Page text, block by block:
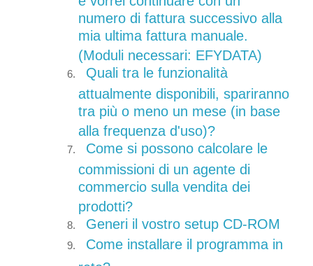
numero di fattura successivo alla
mia ultima fattura manuale.
(Moduli necessari: EFYDATA)
Quali tra le funzionalità
attualmente disponibili, spariranno
tra più o meno un mese (in base
alla frequenza d'uso)?
Come si possono calcolare le
commissioni di un agente di
commercio sulla vendita dei
prodotti?
Generi il vostro setup CD-ROM
Come installare il programma in